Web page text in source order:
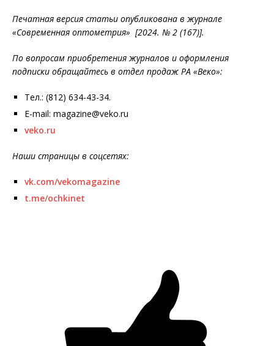
Печатная версия статьи опубликована в журнале
«Современная оптометрия» [2024. № 2 (167)].
По вопросам приобретения журналов и оформления
подписки обращайтесь в отдел продаж РА «Веко»:
Тел.: (812) 634-43-34.
E-mail: magazine@veko.ru
veko.ru
Наши страницы в соцсетях:
vk.com/vekomagazine
t.me/ochkinet